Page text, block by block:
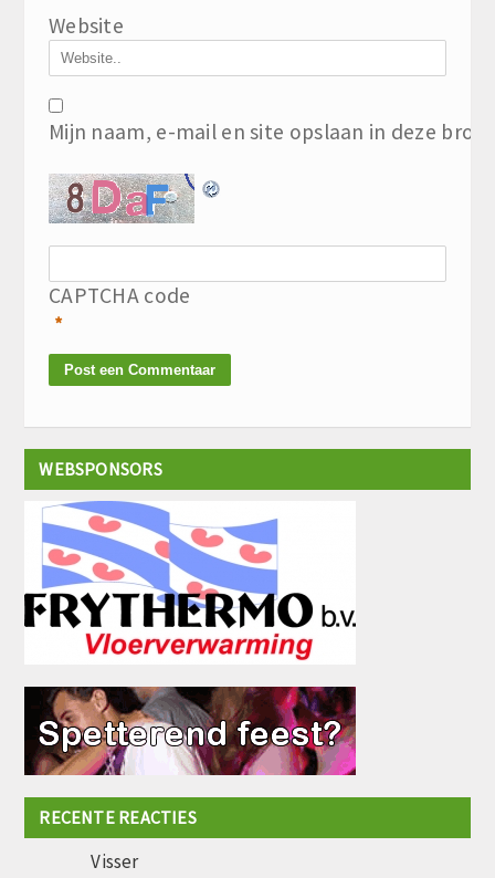
Website
Mijn naam, e-mail en site opslaan in deze
CAPTCHA code
*
WEBSPONSORS
RECENTE REACTIES
Visser